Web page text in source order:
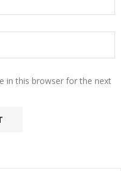
in this browser for the next